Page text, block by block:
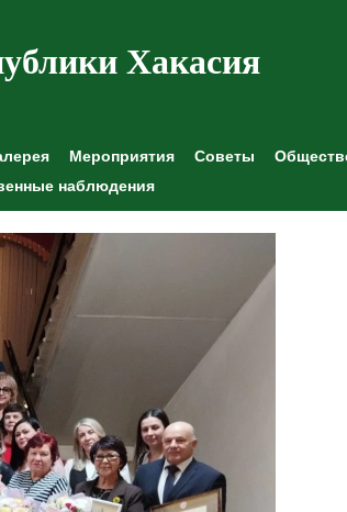
Хакасия
Мероприятия Советы
наблюдения